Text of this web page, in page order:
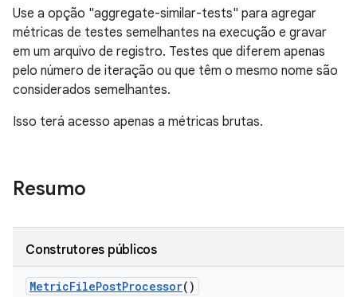
Use a opção "aggregate-similar-tests" para agregar
métricas de testes semelhantes na execução e gravar
em um arquivo de registro. Testes que diferem apenas
pelo número de iteração ou que têm o mesmo nome são
considerados semelhantes.
Isso terá acesso apenas a métricas brutas.
Resumo
Construtores públicos
MetricFilePostProcessor()